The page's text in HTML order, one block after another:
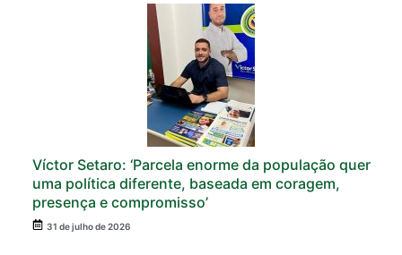
Víctor Setaro: ‘Parcela enorme da população quer
uma política diferente, baseada em coragem,
presença e compromisso’
31 de julho de 2026